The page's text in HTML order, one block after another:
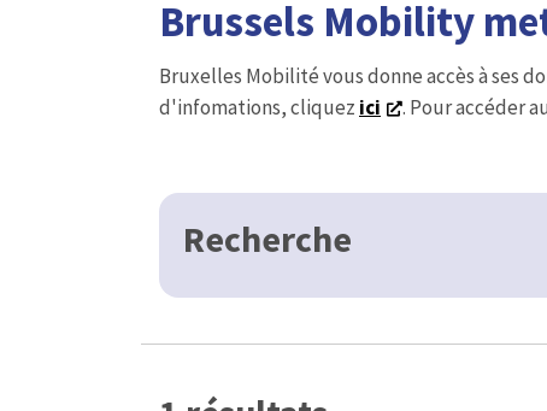
Brussels Mobility
Bruxelles Mobilité vous donne accès à ses
d'infomations, cliquez ici . Pour accéder
Recherche